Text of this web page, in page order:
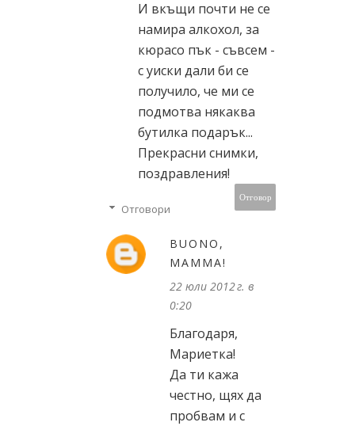
И вкъщи почти не се
намира алкохол, за
кюрасо пък - съвсем -
с уиски дали би се
получило, че ми се
подмотва някаква
бутилка подарък...
Прекрасни снимки,
поздравления!
Отговор
Отговори
BUONO,
MAMMA!
22 юли 2012 г. в
0:20
Благодаря,
Мариетка!
Да ти кажа
честно, щях да
пробвам и с